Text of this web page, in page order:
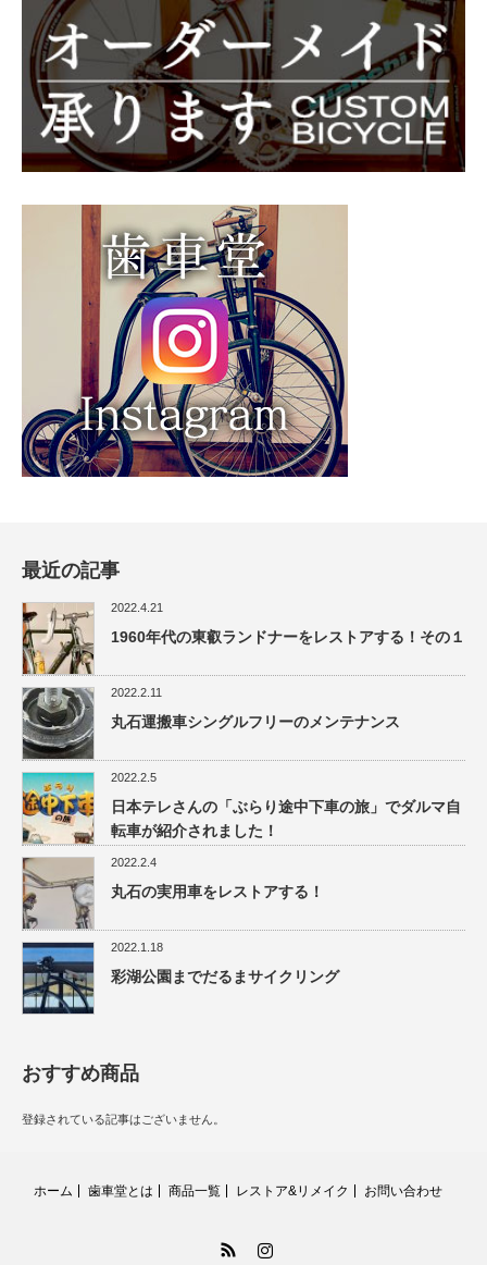
最近の記事
2022.4.21
1960年代の東叡ランドナーをレストアする！その１
2022.2.11
丸石運搬車シングルフリーのメンテナンス
2022.2.5
日本テレさんの「ぶらり途中下車の旅」でダルマ自
転車が紹介されました！
2022.2.4
丸石の実用車をレストアする！
2022.1.18
彩湖公園までだるまサイクリング
おすすめ商品
登録されている記事はございません。
ホーム 歯車堂とは 商品一覧 レストア&リメイク お問い合わせ